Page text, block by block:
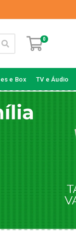
0
e Box TV e Áudio